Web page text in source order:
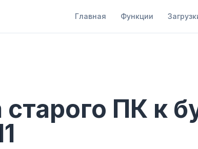
Главная Функции
старого ПК к